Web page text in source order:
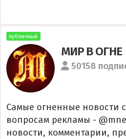
публичный
МИР В ОГНЕ
50158
Самые огненные новости
вопросам рекламы -
новости, комментарии,